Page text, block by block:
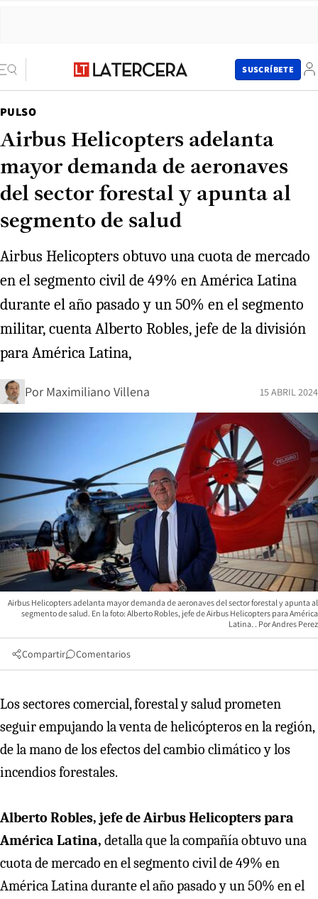
SUSCRÍBETE
PULSO
Airbus Helicopters adelanta
mayor demanda de aeronaves
del sector forestal y apunta al
segmento de salud
Airbus Helicopters obtuvo una cuota de mercado
en el segmento civil de 49% en América Latina
durante el año pasado y un 50% en el segmento
militar, cuenta Alberto Robles, jefe de la división
para América Latina,
Por Maximiliano Villena 15 ABRIL 2024
Airbus Helicopters adelanta mayor demanda de aeronaves del sector forestal y apunta al
segmento de salud. En la foto: Alberto Robles, jefe de Airbus Helicopters para América
Latina.
Andres Perez
Compartir Comentarios
Los sectores comercial, forestal y salud prometen
seguir empujando la venta de helicópteros en la región,
de la mano de los efectos del cambio climático y los
incendios forestales.
Alberto Robles, jefe de Airbus Helicopters para
América Latina, detalla que la compañía obtuvo una
cuota de mercado en el segmento civil de 49% en
América Latina durante el año pasado y un 50% en el